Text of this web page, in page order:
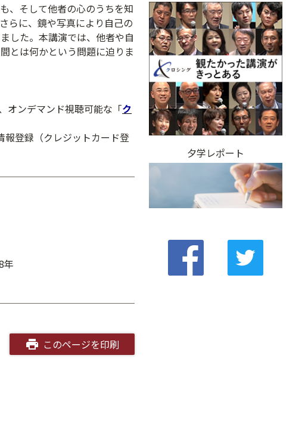
、そして他者の心のうちを知
らに、鏡や写真により自己の
した。本講演では、他者や自
とは何かという問題に迫りま
オンデマンド視聴可能な「ク
報登録（クレジットカード登
年
このページを印刷
夕学レポート